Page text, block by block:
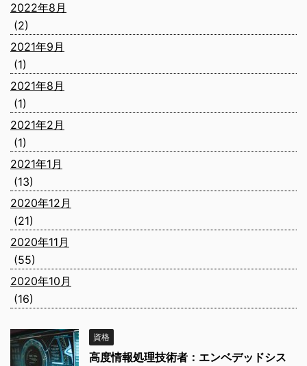
2022年8月
(2)
2021年9月
(1)
2021年8月
(1)
2021年2月
(1)
2021年1月
(13)
2020年12月
(21)
2020年11月
(55)
2020年10月
(16)
資格
高度情報処理技術者：エンベデッドシス